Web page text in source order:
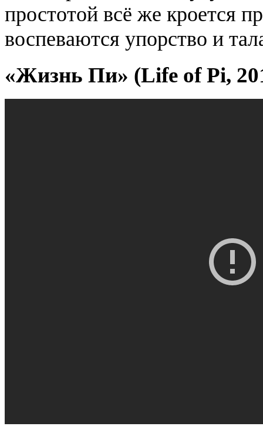
простотой всё же кроется
воспеваются упорство и
«Жизнь Пи» (Life of Pi,